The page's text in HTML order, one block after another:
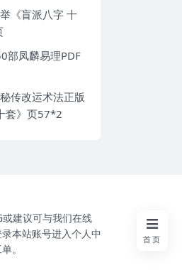
《盲派八字 十
部凤麟易理PDF
传改运术法正版
套》页57*2
或建议可与我们在线
本站账号进入个人中
。
首页